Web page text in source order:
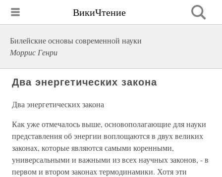
ВикиЧтение
Билейские основы современной науки
Моррис Генри
Два энергетических закона
Два энергетических закона
Как уже отмечалось выше, основополагающие для науки
представления об энергии воплощаются в двух великих
законах, которые являются самыми коренными,
универсальными и важными из всех научных законов, - в
первом и втором законах термодинамики. Хотя эти